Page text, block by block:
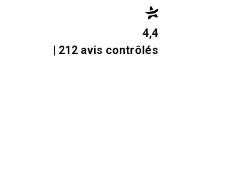
4,4
| 212 avis contrôlés